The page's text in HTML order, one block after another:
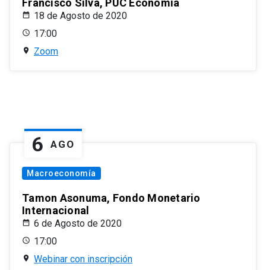
Francisco Silva, PUC Economía
18 de Agosto de 2020
17:00
Zoom
6 AGO
Macroeconomía
Tamon Asonuma, Fondo Monetario
Internacional
6 de Agosto de 2020
17:00
Webinar con inscripción